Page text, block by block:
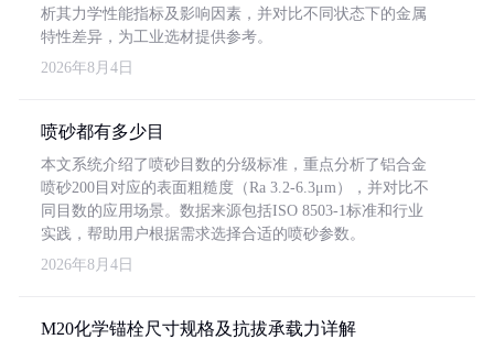
析其力学性能指标及影响因素，并对比不同状态下的金属
特性差异，为工业选材提供参考。
2026年8月4日
喷砂都有多少目
本文系统介绍了喷砂目数的分级标准，重点分析了铝合金
喷砂200目对应的表面粗糙度（Ra 3.2-6.3μm），并对比不
同目数的应用场景。数据来源包括ISO 8503-1标准和行业
实践，帮助用户根据需求选择合适的喷砂参数。
2026年8月4日
M20化学锚栓尺寸规格及抗拔承载力详解